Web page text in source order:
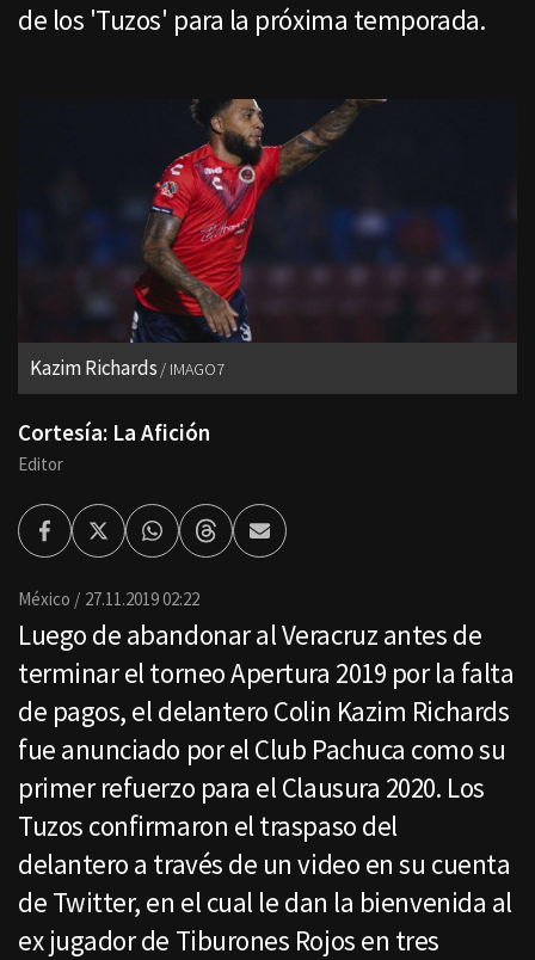
de los 'Tuzos' para la próxima temporada.
Kazim Richards IMAGO7
Cortesía: La Afición
Editor
FacebookTwitterWhatsappThreadsEnviar
por
México 27.11.2019 02:22
Luego de abandonar al Veracruz antes de
terminar el torneo Apertura 2019 por la falta
de pagos, el delantero Colin Kazim Richards
fue anunciado por el Club Pachuca como su
primer refuerzo para el Clausura 2020. Los
Tuzos confirmaron el traspaso del
delantero a través de un video en su cuenta
de Twitter, en el cual le dan la bienvenida al
ex jugador de Tiburones Rojos en tres